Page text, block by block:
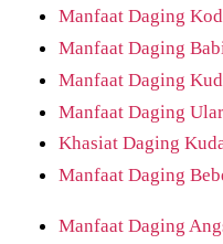
Manfaat Daging
Manfaat Daging
Manfaat Daging
Manfaat Daging
Khasiat Daging
Manfaat Daging
Manfaat Daging